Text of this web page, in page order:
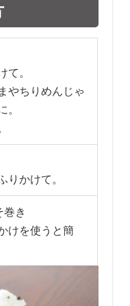
て。
やちりめんじゃ
。
りかけて。
巻き
けを使うと簡